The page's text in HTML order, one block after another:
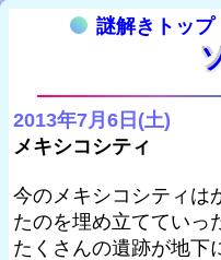
謎解きトップ
2013年7月6日(土)
メキシコシティ
今のメキシコシティは
たのを埋め立てていっ
たくさんの遺跡が地下